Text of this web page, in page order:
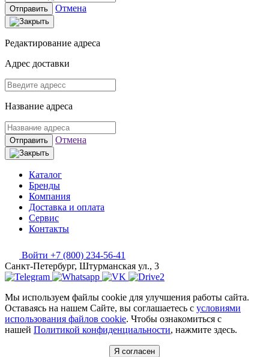
Отправить Отмена
Редактирование адреса
Адрес доставки
Название адреса
Отправить Отмена
Каталог
Бренды
Компания
Доставка и оплата
Сервис
Контакты
Войти +7 (800) 234-56-41
Санкт-Петербург, Штурманская ул., 3
Мы используем файлы cookie для улучшения работы сайта.
Оставаясь на нашем Сайте, вы соглашаетесь с условиями
использования файлов cookie. Чтобы ознакомиться с
нашей Политикой конфиденциальности, нажмите здесь.
Я согласен